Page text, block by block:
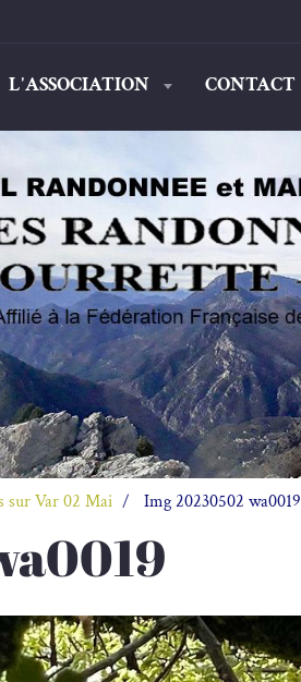
L'ASSOCIATION CONTACT
sur Var 02 Mai Img 20230502 wa0019